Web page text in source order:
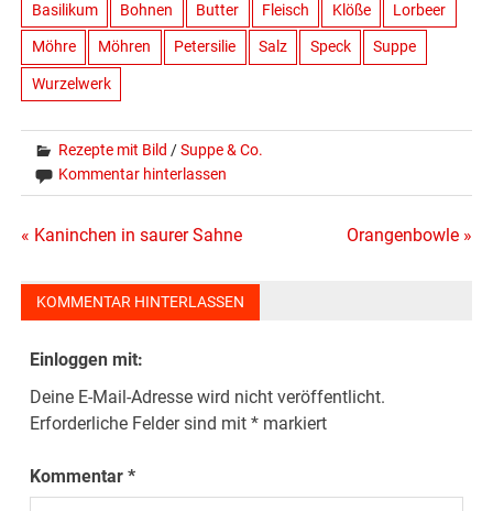
Basilikum Bohnen Butter Fleisch Klöße Lorbeer
Möhre Möhren Petersilie Salz Speck Suppe
Wurzelwerk
Rezepte mit Bild /Suppe & Co.
Kommentar hinterlassen
Beitragsnavigation
« Kaninchen in saurer Sahne Orangenbowle »
KOMMENTAR HINTERLASSEN
Einloggen mit:
Deine E-Mail-Adresse wird nicht veröffentlicht.
Erforderliche Felder sind mit* markiert
Kommentar*